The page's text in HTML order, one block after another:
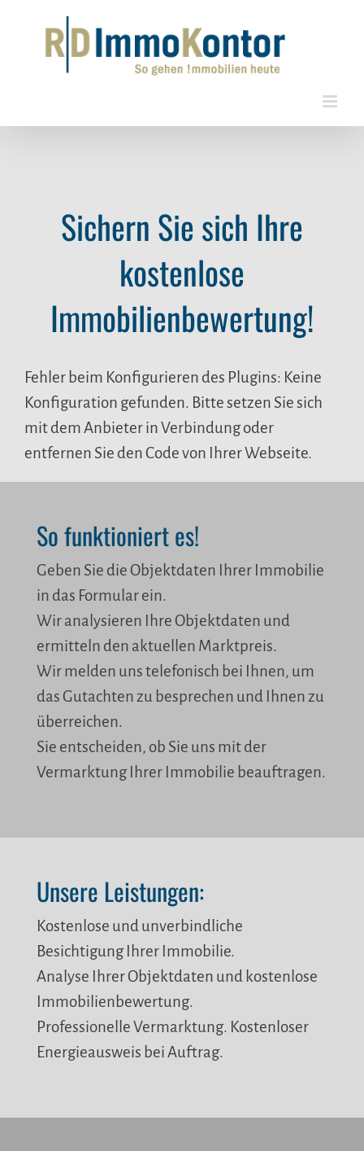
springen
Sichern Sie sich Ihre
kostenlose
Immobilienbewertung!
Fehler beim Konfigurieren des Plugins: Keine
Konfiguration gefunden. Bitte setzen Sie sich
mit dem Anbieter in Verbindung oder
entfernen Sie den Code von Ihrer Webseite.
So funktioniert es!
Geben Sie die Objektdaten Ihrer Immobilie
in das Formular ein.
Wir analysieren Ihre Objektdaten und
ermitteln den aktuellen Marktpreis.
Wir melden uns telefonisch bei Ihnen, um
das Gutachten zu besprechen und Ihnen zu
überreichen.
Sie entscheiden, ob Sie uns mit der
Vermarktung Ihrer Immobilie beauftragen.
Unsere Leistungen:
Kostenlose und unverbindliche
Besichtigung Ihrer Immobilie.
Analyse Ihrer Objektdaten und kostenlose
Immobilienbewertung.
Professionelle Vermarktung. Kostenloser
Energieausweis bei Auftrag.